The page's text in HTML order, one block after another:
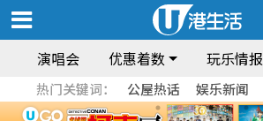
演唱会 优惠着数 玩乐情报
热门关键词： 公屋热话 娱乐新闻